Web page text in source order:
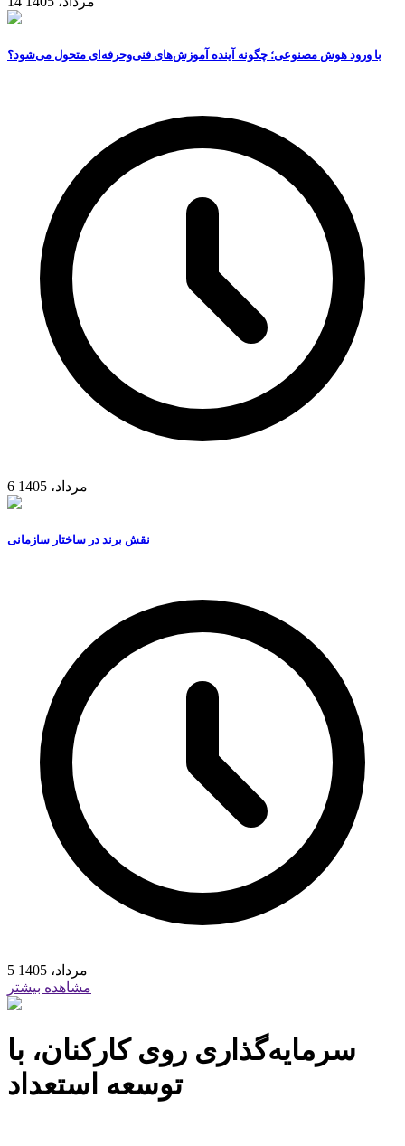
با ورود هوش مصنوعی؛ چگونه آینده آموزش‌های فنی‌وحرفه‌ای متحول می‌شود؟
6 مرداد، 1405
نقش برند در ساختار سازمانی
5 مرداد، 1405
مشاهده بیشتر
سرمایه‏‏‌گذاری روی کارکنان، با
توسعه استعداد